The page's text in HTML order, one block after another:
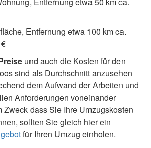
Entfernung etwa 100 km ca.
und auch die Kosten für den
sind als Durchschnitt anzusehen
dem Aufwand der Arbeiten und
Anforderungen voneinander
Zweck dass Sie Ihre Umzugskosten
sollten Sie gleich hier ein
für Ihren Umzug einholen.